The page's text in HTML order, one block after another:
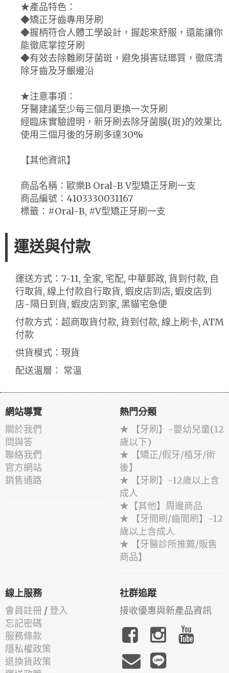
★產品特色：
◆矯正牙齒專用牙刷
◆握柄符合人體工學設計，握起來舒服，還能讓你
能徹底掌控牙刷
◆有效去除難刷牙菌斑，避免損害琺瑯質，徹底清
除牙齒及牙齦邊沿
★注意事項：
牙醫建議至少每三個月更換一次牙刷
經臨床實驗證明，新牙刷去除牙菌膜(斑)的效果比
使用三個月後的牙刷多達30%
【其他資訊】
商品名稱：歐樂B Oral-B V型矯正牙刷一支
商品編號：4103330031167
標籤：#Oral-B, #V型矯正牙刷一支
運送與付款
運送方式：7-11, 全家, 宅配, 中華郵政, 貨到付款, 自
行取貨, 線上付款自行取貨, 蝦皮店到店, 蝦皮店到
店-隔日到貨, 蝦皮店到家, 黑貓宅急便
付款方式：超商取貨付款, 貨到付款, 線上刷卡, ATM
付款
供貨模式：現貨
配送溫層： 常溫
網站導覽
關於我們
問與答
聯絡我們
官方網站
銷售通路
熱門分類
★ 【牙刷】-嬰幼兒童(12
歲以下)
★ 【矯正/假牙/植牙/術
後】
★ 【牙刷】-12歲以上含
成人
★【其他】周邊商品
★ 【牙間刷/齒間刷】-12
歲以上含成人
★ 【牙醫診所推薦/販售
商品】
線上服務
會員註冊 / 登入
忘記密碼
服務條款
隱私權政策
退換貨政策
社群追蹤
接收優惠與新產品資訊